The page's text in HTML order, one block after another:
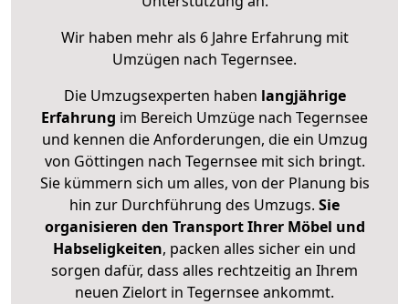
Wir haben mehr als 6 Jahre Erfahrung mit
Umzügen nach Tegernsee.
Die Umzugsexperten haben langjährige
Erfahrung im Bereich Umzüge nach Tegernsee
und kennen die Anforderungen, die ein Umzug
von Göttingen nach Tegernsee mit sich bringt.
Sie kümmern sich um alles, von der Planung bis
hin zur Durchführung des Umzugs. Sie
organisieren den Transport Ihrer Möbel und
Habseligkeiten, packen alles sicher ein und
sorgen dafür, dass alles rechtzeitig an Ihrem
neuen Zielort in Tegernsee ankommt.